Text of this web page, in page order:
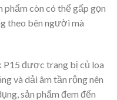
phẩm còn có thể gấp gọn
theo bên người mà
P15 được trang bị củ loa
và dải âm tần rộng nên
sản phẩm đem đến